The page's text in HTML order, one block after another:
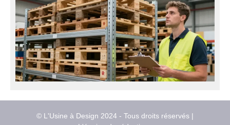
© L'Usine à Design 2024 - Tous droits réservés |